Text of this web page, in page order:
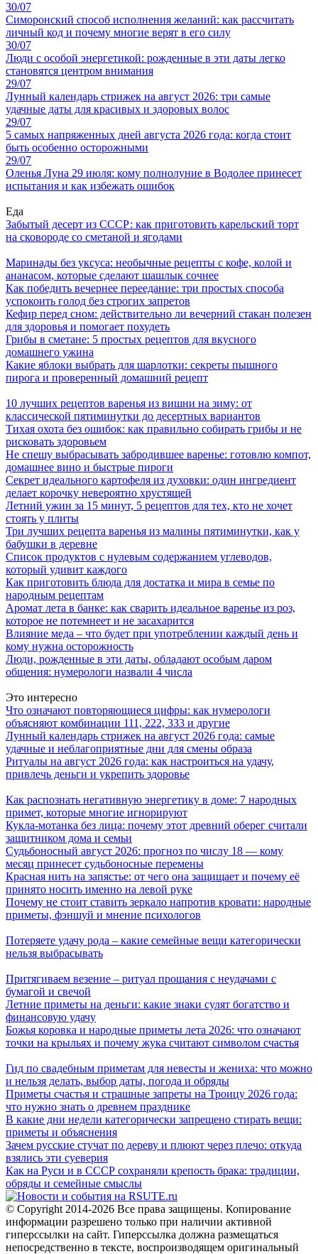
30/07
Симоронский способ исполнения желаний: как рассчитать
личный код и почему многие верят в его силу
30/07
Люди с особой энергетикой: рожденные в эти даты легко
становятся центром внимания
29/07
Лунный календарь стрижек на август 2026: три самые
удачные даты для красивых и здоровых волос
29/07
5 самых напряженных дней августа 2026 года: когда стоит
быть особенно осторожными
29/07
Оленья Луна 29 июля: кому полнолуние в Водолее принесет
испытания и как избежать ошибок
Еда
Забытый десерт из СССР: как приготовить карельский торт
на сковороде со сметаной и ягодами
Маринады без уксуса: необычные рецепты с кофе, колой и
ананасом, которые сделают шашлык сочнее
Как победить вечернее переедание: три простых способа
успокоить голод без строгих запретов
Кефир перед сном: действительно ли вечерний стакан полезен
для здоровья и помогает похудеть
Грибы в сметане: 5 простых рецептов для вкусного
домашнего ужина
Какие яблоки выбрать для шарлотки: секреты пышного
пирога и проверенный домашний рецепт
10 лучших рецептов варенья из вишни на зиму: от
классической пятиминутки до десертных вариантов
Тихая охота без ошибок: как правильно собирать грибы и не
рисковать здоровьем
Не спешу выбрасывать забродившее варенье: готовлю компот,
домашнее вино и быстрые пироги
Секрет идеального картофеля из духовки: один ингредиент
делает корочку невероятно хрустящей
Летний ужин за 15 минут, 5 рецептов для тех, кто не хочет
стоять у плиты
Три лучших рецепта варенья из малины пятиминутки, как у
бабушки в деревне
Список продуктов с нулевым содержанием углеводов,
который удивит каждого
Как приготовить блюда для достатка и мира в семье по
народным рецептам
Аромат лета в банке: как сварить идеальное варенье из роз,
которое не потемнеет и не засахарится
Влияние меда – что будет при употреблении каждый день и
кому нужна осторожность
Люди, рожденные в эти даты, обладают особым даром
общения: нумерологи назвали 4 числа
Это интересно
Что означают повторяющиеся цифры: как нумерологи
объясняют комбинации 111, 222, 333 и другие
Лунный календарь стрижек на август 2026 года: самые
удачные и неблагоприятные дни для смены образа
Ритуалы на август 2026 года: как настроиться на удачу,
привлечь деньги и укрепить здоровье
Как распознать негативную энергетику в доме: 7 народных
примет, которые многие игнорируют
Кукла-мотанка без лица: почему этот древний оберег считали
защитником дома и семьи
Судьбоносный август 2026: прогноз по числу 18 — кому
месяц принесет судьбоносные перемены
Красная нить на запястье: от чего она защищает и почему её
принято носить именно на левой руке
Почему не стоит ставить зеркало напротив кровати: народные
приметы, фэншуй и мнение психологов
Потеряете удачу рода – какие семейные вещи категорически
нельзя выбрасывать
Притягиваем везение – ритуал прощания с неудачами с
бумагой и свечой
Летние приметы на деньги: какие знаки сулят богатство и
финансовую удачу
Божья коровка и народные приметы лета 2026: что означают
точки на крыльях и почему жука считают символом счастья
Гид по свадебным приметам для невесты и жениха: что можно
и нельзя делать, выбор даты, погода и обряды
Приметы счастья и страшные запреты на Троицу 2026 года:
что нужно знать о древнем празднике
В какие дни недели категорически запрещено стирать вещи:
приметы и объяснения
Зачем русские стучат по дереву и плюют через плечо: откуда
взялись эти суеверия
Как на Руси и в СССР сохраняли крепость брака: традиции,
обряды и семейные смыслы
© Copyright 2014-2026 Все права защищены. Копирование
информации разрешено только при наличии активной
гиперссылки на сайт. Гиперссылка должна размещаться
непосредственно в тексте, воспроизводящем оригинальный